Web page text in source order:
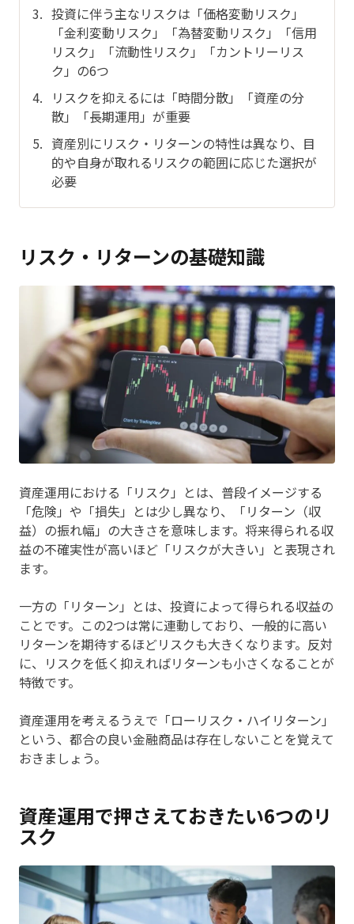
投資に伴う主なリスクは「価格変動リスク」
「金利変動リスク」「為替変動リスク」「信用
リスク」「流動性リスク」「カントリーリス
ク」の6つ
リスクを抑えるには「時間分散」「資産の分
散」「長期運用」が重要
資産別にリスク・リターンの特性は異なり、目
的や自身が取れるリスクの範囲に応じた選択が
必要
リスク・リターンの基礎知識
資産運用における「リスク」とは、普段イメージする
「危険」や「損失」とは少し異なり、「リターン（収
益）の振れ幅」の大きさを意味します。将来得られる収
益の不確実性が高いほど「リスクが大きい」と表現され
ます。
一方の「リターン」とは、投資によって得られる収益の
ことです。この2つは常に連動しており、一般的に高い
リターンを期待するほどリスクも大きくなります。反対
に、リスクを低く抑えればリターンも小さくなることが
特徴です。
資産運用を考えるうえで「ローリスク・ハイリターン」
という、都合の良い金融商品は存在しないことを覚えて
おきましょう。
資産運用で押さえておきたい6つのリ
スク